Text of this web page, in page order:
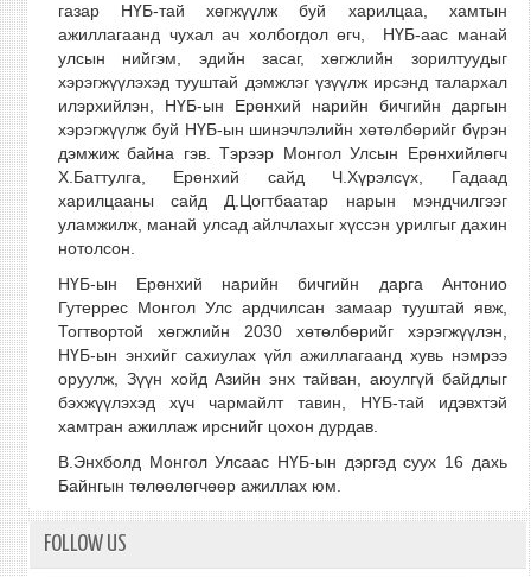
газар НҮБ-тай хөгжүүлж буй харилцаа, хамтын
ажиллагаанд чухал ач холбогдол өгч, НҮБ-аас манай
улсын нийгэм, эдийн засаг, хөгжлийн зорилтуудыг
хэрэгжүүлэхэд тууштай дэмжлэг үзүүлж ирсэнд талархал
илэрхийлэн, НҮБ-ын Ерөнхий нарийн бичгийн даргын
хэрэгжүүлж буй НҮБ-ын шинэчлэлийн хөтөлбөрийг бүрэн
дэмжиж байна гэв. Тэрээр Монгол Улсын Ерөнхийлөгч
Х.Баттулга, Ерөнхий сайд Ч.Хүрэлсүх, Гадаад
харилцааны сайд Д.Цогтбаатар нарын мэндчилгээг
уламжилж, манай улсад айлчлахыг хүссэн урилгыг дахин
нотолсон.
НҮБ-ын Ерөнхий нарийн бичгийн дарга Антонио
Гутеррес Монгол Улс ардчилсан замаар тууштай явж,
Тогтвортой хөгжлийн 2030 хөтөлбөрийг хэрэгжүүлэн,
НҮБ-ын энхийг сахиулах үйл ажиллагаанд хувь нэмрээ
оруулж, Зүүн хойд Азийн энх тайван, аюулгүй байдлыг
бэхжүүлэхэд хүч чармайлт тавин, НҮБ-тай идэвхтэй
хамтран ажиллаж ирснийг цохон дурдав.
В.Энхболд Монгол Улсаас НҮБ-ын дэргэд суух 16 дахь
Байнгын төлөөлөгчөөр ажиллах юм.
FOLLOW US